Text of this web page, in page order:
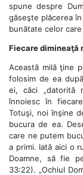
spune despre
găseşte plăcerea
bunătate celor
Fiecare dimineaţă
Această milă ţine
folosim de ea
ei, căci „datorită
înnoiesc în
Totuşi, noi înşine
bucura de ea.
care ne putem
a primi. Iată aici o
Doamne, să fie
33:22). „Ochiul